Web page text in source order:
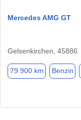
Mercedes AMG GT
Gelsenkirchen, 45886
79.900 km Benzin